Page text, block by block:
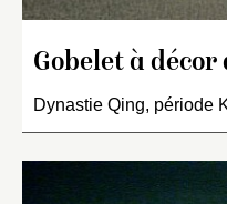
Gobelet à décor
Dynastie Qing, période